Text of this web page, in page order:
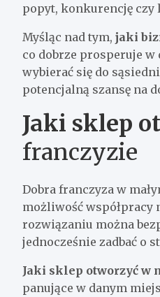
popyt, konkurencję czy
Myśląc nad tym, jaki
co dobrze prosperuje w
wybierać się do
potencjalną szansę na
Jaki sklep
franczyzie
Dobra franczyza w
możliwość współpracy
rozwiązaniu można
jednocześnie zadbać o
Jaki sklep otworzyć w
panujące w danym